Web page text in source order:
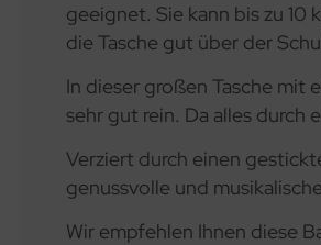
geeignet. Sie kann bis zu
die Tasche gut über der
In dieser großen Tasche mit
sehr gut rein. Da alles durch
Verziert durch einen
genussvolle und
Wir empfehlen Ihnen diese